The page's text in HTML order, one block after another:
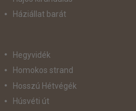
Háziállat barát
Hegyvidék
Homokos strand
Hosszú Hétvégék
Húsvéti út